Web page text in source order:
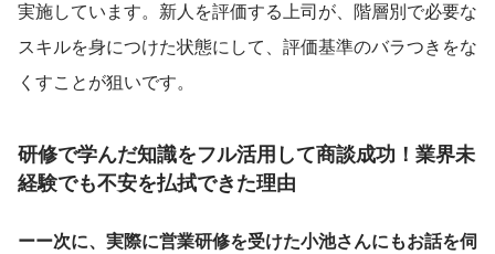
実施しています。新人を評価する上司が、階層別で必要な
スキルを身につけた状態にして、評価基準のバラつきをな
くすことが狙いです。
研修で学んだ知識をフル活用して商談成功！業界未
経験でも不安を払拭できた理由
ーー次に、実際に営業研修を受けた小池さんにもお話を伺